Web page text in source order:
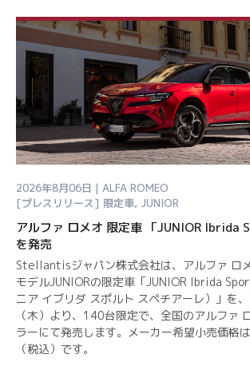
2026年8月06日 | ALFA ROMEO
[プレスリリース] 限定車, JUNIOR
アルファ ロメオ 限定車 「JUNIOR Ibrida
を発売
Stellantisジャパン株式会社は、アルファ ロ
モデルJUNIORの限定車「JUNIOR Ibrida
ニア イブリダ スポルト スペチアーレ）」を
（木）より、140台限定で、全国のアルファ
ラーにて発売します。メーカー希望小売価格
（税込）です。